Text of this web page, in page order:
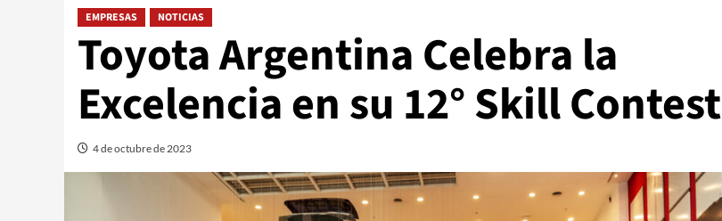
EMPRESAS NOTICIAS
Toyota Argentina Celebra la
Excelencia en su 12° Skill Contest
4 de octubre de 2023